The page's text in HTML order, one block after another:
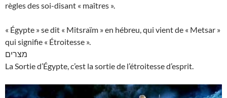
règles des soi-disant « maîtres ».
« Égypte » se dit « Mitsraïm » en hébreu, qui vient de « Metsar »
qui signifie « Étroitesse ».
מצרים
La Sortie d’Égypte, c’est la sortie de l’étroitesse d’esprit.